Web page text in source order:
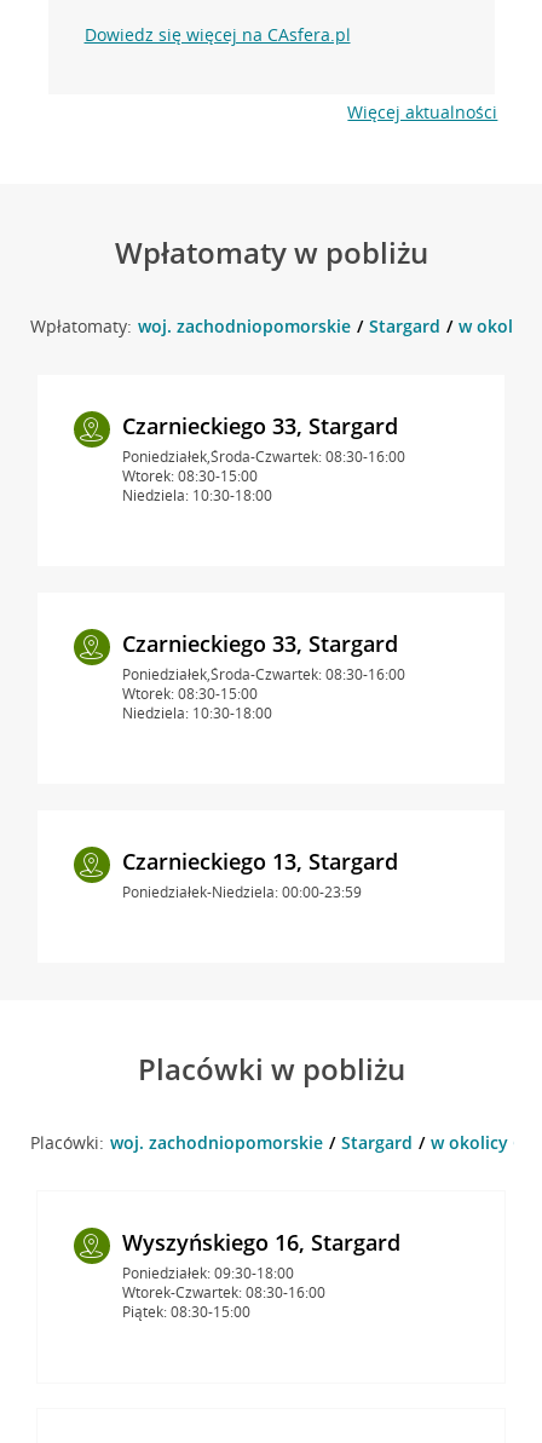
Dowiedz się więcej na CAsfera.pl
Więcej aktualności
Wpłatomaty w pobliżu
Wpłatomaty: woj. zachodniopomorskie Stargard w okolicy
Czarnieckiego 33, Stargard
Poniedziałek,Środa-Czwartek: 08:30-16:00
Wtorek: 08:30-15:00
Niedziela: 10:30-18:00
Czarnieckiego 33, Stargard
Poniedziałek,Środa-Czwartek: 08:30-16:00
Wtorek: 08:30-15:00
Niedziela: 10:30-18:00
Czarnieckiego 13, Stargard
Poniedziałek-Niedziela: 00:00-23:59
Placówki w pobliżu
Placówki: woj. zachodniopomorskie Stargard w okolicy
Wyszyńskiego 16, Stargard
Poniedziałek: 09:30-18:00
Wtorek-Czwartek: 08:30-16:00
Piątek: 08:30-15:00